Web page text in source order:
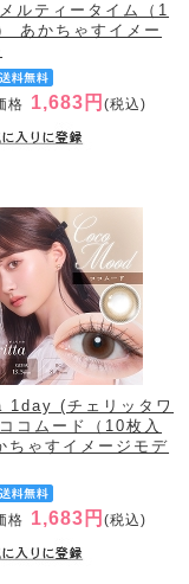
ルティータイム（1
あかちゃすイメー
格 1,683円(税込)
(チェリッタワ
コムード（10枚入
ちゃすイメージモデ
格 1,683円(税込)